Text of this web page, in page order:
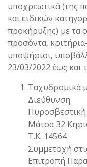
υποχρεωτικά (της
και ειδικών
προκήρυξης) με τα
προσόντα,
υποψήφιοι,
23/03/2022 έως και
Ταχυδρομικά
Διεύθυνση:
Μάτσα 32
Τ.Κ. 14564
Συμμετοχή
Επιτροπή